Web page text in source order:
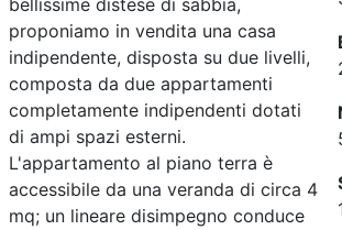
bellissime distese di sabbia,
proponiamo in vendita una casa
indipendente, disposta su due livelli,
composta da due appartamenti
completamente indipendenti dotati
di ampi spazi esterni.
L'appartamento al piano terra è
accessibile da una veranda di circa 4
mq; un lineare disimpegno conduce